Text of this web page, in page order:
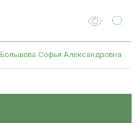
Большова Софья Александровна